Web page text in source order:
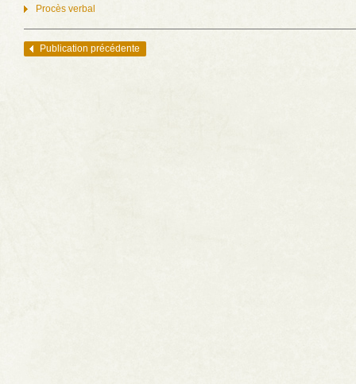
Procès verbal
Navigation des articles
Publication précédente